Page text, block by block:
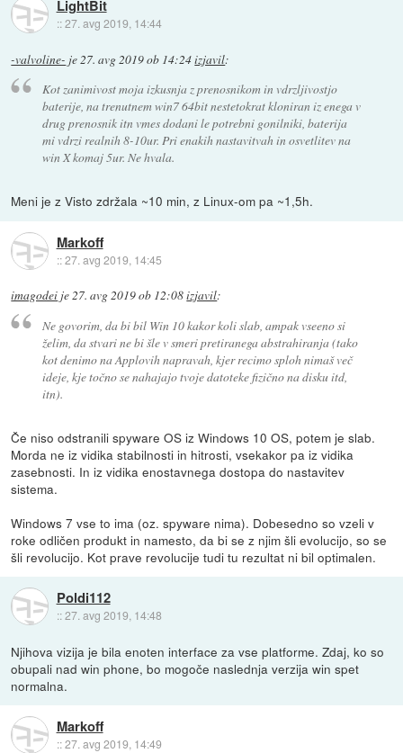
LightBit
::27. avg 2019, 14:44
-valvoline- je27. avg 2019 ob 14:24izjavil:
Kot zanimivost moja izkusnja z prenosnikom in vdrzljivostjo
baterije, na trenutnem win7 64bit nestetokrat kloniran iz enega v
drug prenosnik itn vmes dodani le potrebni gonilniki, baterija
mi vdrzi realnih 8-10ur. Pri enakih nastavitvah in osvetlitev na
win X komaj 5ur. Ne hvala.
Meni je z Visto zdržala ~10 min, z Linux-om pa ~1,5h.
Markoff
::27. avg 2019, 14:45
imagodei je27. avg 2019 ob 12:08izjavil:
Ne govorim, da bi bil Win 10 kakor koli slab, ampak vseeno si
želim, da stvari ne bi šle v smeri pretiranega abstrahiranja (tako
kot denimo na Applovih napravah, kjer recimo sploh nimaš več
ideje, kje točno se nahajajo tvoje datoteke fizično na disku itd,
itn).
Če niso odstranili spyware OS iz Windows 10 OS, potem je slab.
Morda ne iz vidika stabilnosti in hitrosti, vsekakor pa iz vidika
zasebnosti. In iz vidika enostavnega dostopa do nastavitev
sistema.
Windows 7 vse to ima (oz. spyware nima). Dobesedno so vzeli v
roke odličen produkt in namesto, da bi se z njim šli evolucijo, so se
šli revolucijo. Kot prave revolucije tudi tu rezultat ni bil optimalen.
Poldi112
::27. avg 2019, 14:48
Njihova vizija je bila enoten interface za vse platforme. Zdaj, ko so
obupali nad win phone, bo mogoče naslednja verzija win spet
normalna.
Markoff
::27. avg 2019, 14:49